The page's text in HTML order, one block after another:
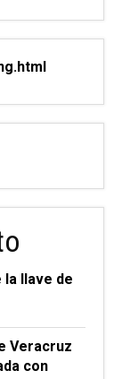
la llave de
Veracruz
con